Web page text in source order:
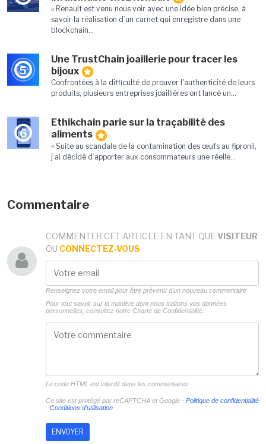
« Renault est venu nous voir avec une idée bien précise, à
savoir la réalisation d’un carnet qui enregistre dans une
blockchain...
5
Une TrustChain joaillerie pour tracer les
bijoux
Confrontées à la difficulté de prouver l'authenticité de leurs
produits, plusieurs entreprises joaillières ont lancé un...
6
Ethikchain parie sur la traçabilité des
aliments
« Suite au scandale de la contamination des œufs au fipronil,
j’ai décidé d’apporter aux consommateurs une réelle...
Commentaire
COMMENTER CET ARTICLE EN TANT QUE VISITEUR
OU CONNECTEZ-VOUS
Renseignez votre email pour être prévenu d'un nouveau commentaire
Pour tout savoir sur la manière dont nous traitons vos données
personnelles, consultez notre Charte de Confidentialité.
Le code HTML est interdit dans les commentaires
Ce site est protégé par reCAPTCHA et Google - Politique de confidentialité
- Conditions d'utilisation